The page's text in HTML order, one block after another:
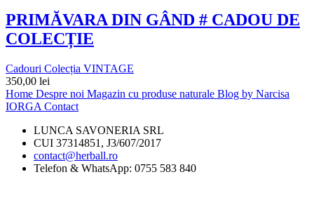
PRIMĂVARA DIN GÂND # CADOU DE
COLECȚIE
Cadouri Colecția VINTAGE
350,00 lei
Home Despre noi Magazin cu produse naturale Blog by Narcisa
IORGA Contact
LUNCA SAVONERIA SRL
CUI 37314851, J3/607/2017
contact@herball.ro
Telefon & WhatsApp: 0755 583 840